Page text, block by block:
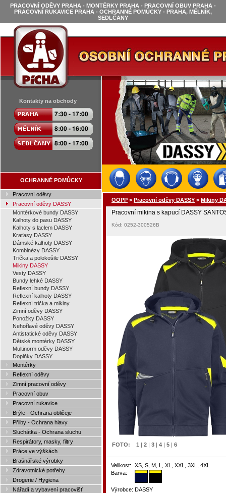
PRACOVNÍ ODĚVY PRAHA - MONTÉRKY PRAHA - PRACOVNÍ OBUV PRAHA -
PRACOVNÍ RUKAVICE PRAHA - OCHRANNÉ POMŮCKY - PRAHA, MĚLNÍK,
SEDLČANY
Kontakty na obchody
OCHRANNÉ POMŮCKY
Pracovní oděvy
Pracovní oděvy DASSY
Montérkové bundy DASSY
Kalhoty do pasu DASSY
Kalhoty s laclem DASSY
Kraťasy DASSY
Dámské kalhoty DASSY
Kombinézy DASSY
Trička a polokošile DASSY
Mikiny DASSY
Vesty DASSY
Bundy lehké DASSY
Reflexní bundy DASSY
Reflexní kalhoty DASSY
Reflexní trička a mikiny
Zimní oděvy DASSY
Ponožky DASSY
Nehořlavé oděvy DASSY
Antistatické oděvy DASSY
Dětské montérky DASSY
Multinorm oděvy DASSY
Doplňky DASSY
Montérky
Reflexní oděvy
Zimní pracovní oděvy
Pracovní obuv
Pracovní rukavice
Brýle - Ochrana obličeje
Přilby - Ochrana hlavy
Sluchátka - Ochrana sluchu
Respirátory, masky, filtry
Práce ve výškách
Brašnářské výrobky
Zdravotnické potřeby
Drogerie / Hygiena
Nářadí a vybavení pracovišť
OOPP > Pracovní oděvy DASSY > Mikiny
Pracovní mikina s kapucí DASSY
Kód: 0252-300526B
FOTO: 1 | 2 | 3 | 4 | 5 | 6
Velikost:
XS, S, M, L, XL, XXL, 3XL, 4XL
Barva:
Výrobce: DASSY